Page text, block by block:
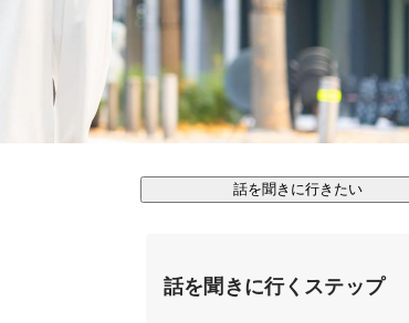
話を聞きに行きたい
話を聞きに行くステップ